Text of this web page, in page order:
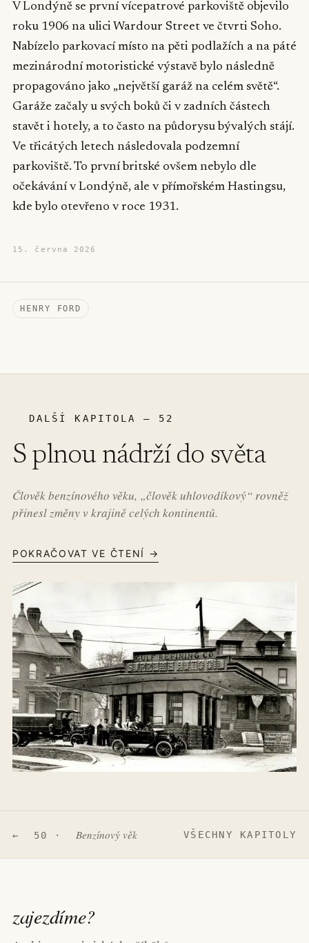
V Londýně se první vícepatrové parkoviště objevilo
roku 1906 na ulici Wardour Street ve čtvrti Soho.
Nabízelo parkovací místo na pěti podlažích a na páté
mezinárodní motoristické výstavě bylo následně
propagováno jako „největší garáž na celém světě“.
Garáže začaly u svých boků či v zadních částech
stavět i hotely, a to často na půdorysu bývalých stájí.
Ve třicátých letech následovala podzemní
parkoviště. To první britské ovšem nebylo dle
očekávání v Londýně, ale v přímořském Hastingsu,
kde bylo otevřeno v roce 1931.
15. června 2026
HENRY FORD
DALŠÍ KAPITOLA – 52
S plnou nádrží do světa
Člověk benzínového věku, „člověk uhlovodíkový“ rovněž
přinesl změny v krajině celých kontinentů.
POKRAČOVAT VE ČTENÍ →
← 50 · Benzínový věk VŠECHNY KAPITOLY
zajezdíme?